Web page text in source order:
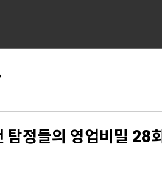
정들의 영업비밀 28회